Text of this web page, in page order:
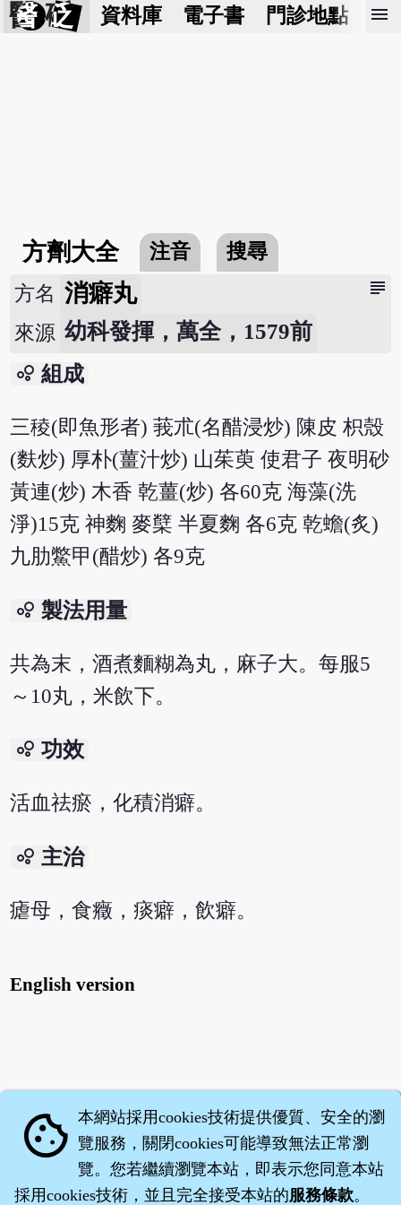
醫 砭 資料庫 電子書 門診地點 預
menu
方劑大全 注音 搜尋
subject
方名 消癖丸
來源 幼科發揮，萬全，1579前
bubble_chart 組成
三稜(即魚形者) 莪朮(名醋浸炒) 陳皮 枳殼
(麩炒) 厚朴(薑汁炒) 山茱萸 使君子 夜明砂
黃連(炒) 木香 乾薑(炒) 各60克 海藻(洗
淨)15克 神麴 麥櫱 半夏麴 各6克 乾蟾(炙)
九肋鱉甲(醋炒) 各9克
bubble_chart 製法用量
共為末，酒煮麵糊為丸，麻子大。每服5
～10丸，米飲下。
bubble_chart 功效
活血祛瘀，化積消癖。
bubble_chart 主治
瘧母，食癥，痰癖，飲癖。
English version
cookie 本網站採用cookies技術提供優質、安全的瀏
覽服務，關閉cookies可能導致無法正常瀏
覽。您若繼續瀏覽本站，即表示您同意本站
採用cookies技術，並且完全接受本站的服務條款。